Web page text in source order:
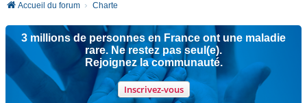
Accueil du forum Charte
3 millions de personnes en France ont une maladie
rare. Ne restez pas seul(e).
Rejoignez la communauté.
Inscrivez-vous